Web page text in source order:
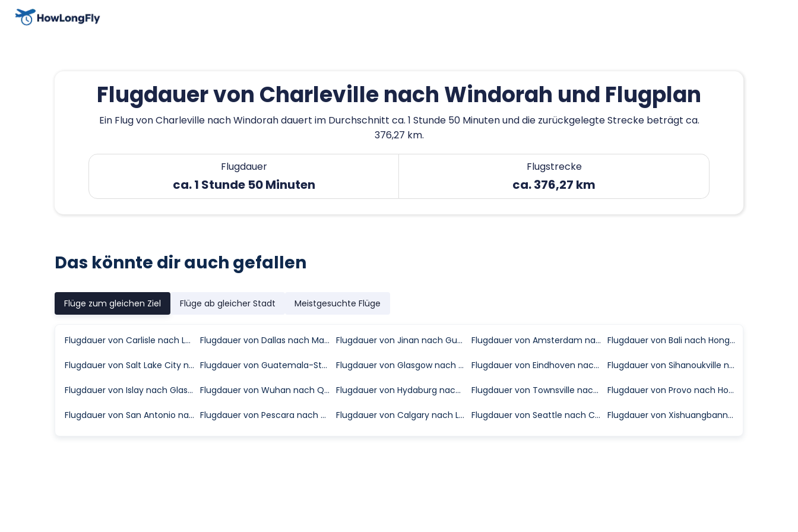
Flugdauer von Charleville nach Windorah und Flugplan
Ein Flug von Charleville nach Windorah dauert im Durchschnitt ca. 1 Stunde 50 Minuten und die zurückgelegte Strecke beträgt ca.
376,27 km.
Flugdauer
ca. 1 Stunde 50 Minuten
Flugstrecke
ca. 376,27 km
Das könnte dir auch gefallen
Flüge zum gleichen Ziel Flüge ab gleicher Stadt Meistgesuchte Flüge
Flugdauer von Carlisle nach London Flugdauer von Dallas nach Maui Kahului Flugdauer von Jinan nach Guangzhou Flugdauer von Amsterdam nach Málaga Flugdauer von Bali nach Hongkong
Flugdauer von Salt Lake City nach Fort Myers Flugdauer von Guatemala-Stadt nach Miami Flugdauer von Glasgow nach Las Palmas (Gran Canaria) Flugdauer von Eindhoven nach Mailand Flugdauer von Sihanoukville nach Kunming
Flugdauer von Islay nach Glasgow Flugdauer von Wuhan nach Qionghai Flugdauer von Hydaburg nach Ketchikan Flugdauer von Townsville nach Mount Isa Flugdauer von Provo nach Houston
Flugdauer von San Antonio nach Tampa Flugdauer von Pescara nach Bari Flugdauer von Calgary nach Los Angeles Flugdauer von Seattle nach Calgary Flugdauer von Xishuangbanna nach Hefei